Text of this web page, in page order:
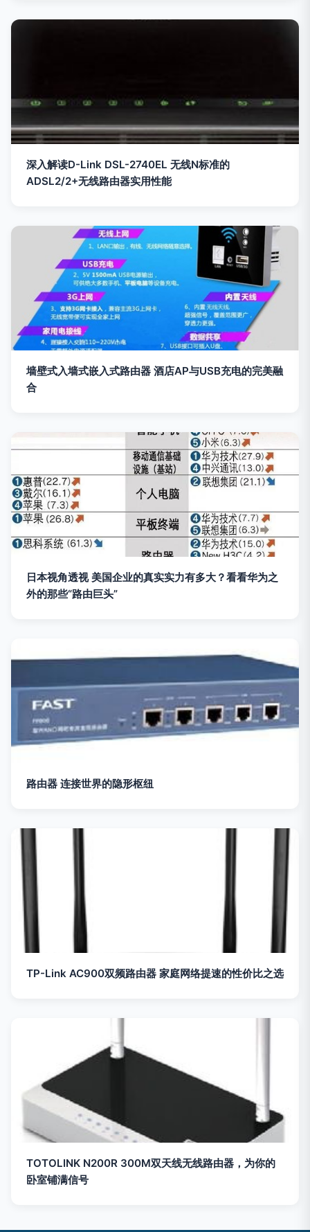
深入解读D-Link DSL-2740EL 无线N标准的
ADSL2/2+无线路由器实用性能
墙壁式入墙式嵌入式路由器 酒店AP与USB充电的完美融
合
日本视角透视 美国企业的真实实力有多大？看看华为之
外的那些“路由巨头”
路由器 连接世界的隐形枢纽
TP-Link AC900双频路由器 家庭网络提速的性价比之选
TOTOLINK N200R 300M双天线无线路由器，为你的
卧室铺满信号